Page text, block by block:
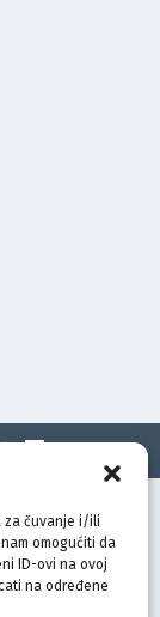
za čuvanje i/ili
omogućiti da
ID-ovi na ovoj
na određene